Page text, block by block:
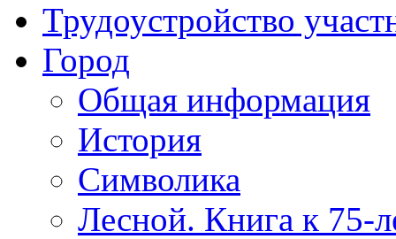
Трудоустройство
Город
Общая информация
История
Символика
Лесной. Книга к 75-